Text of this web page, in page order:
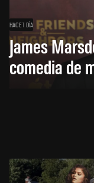
HACE 1 DÍA
James
comedia de